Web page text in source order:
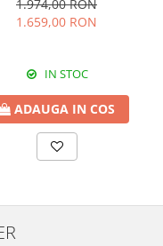
117x37x119 cm
1.974,00 RON
1.659,00 RON
IN STOC
ADAUGA IN COS